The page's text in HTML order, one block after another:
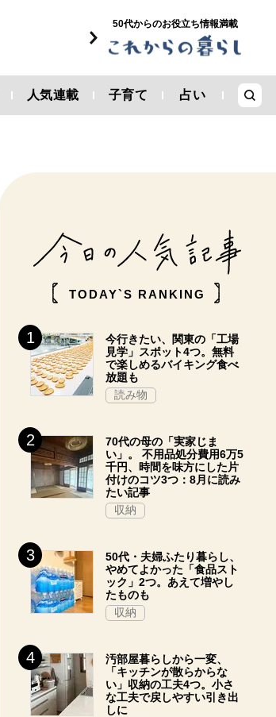
50代からのお役立ち情報満載
人気連載 子育て 占い
TODAY`S RANKING
今行きたい、関東の「工場
見学」スポット4つ。無料
で楽しめるバイキング食べ
放題も
読み物
70代の母の「実家じま
い」。 不用品処分費用6万5
千円、時間を味方にした片
付けのコツ3つ：8月に読み
たい記事
収納
50代・夫婦ふたり暮らし、
やめてよかった「食品スト
ック」2つ。あえて増やし
たものも
収納
汚部屋暮らしから一変、
「キッチンが散らからな
い」収納の工夫4つ。小さ
な工夫で戻しやすい引き出
しに